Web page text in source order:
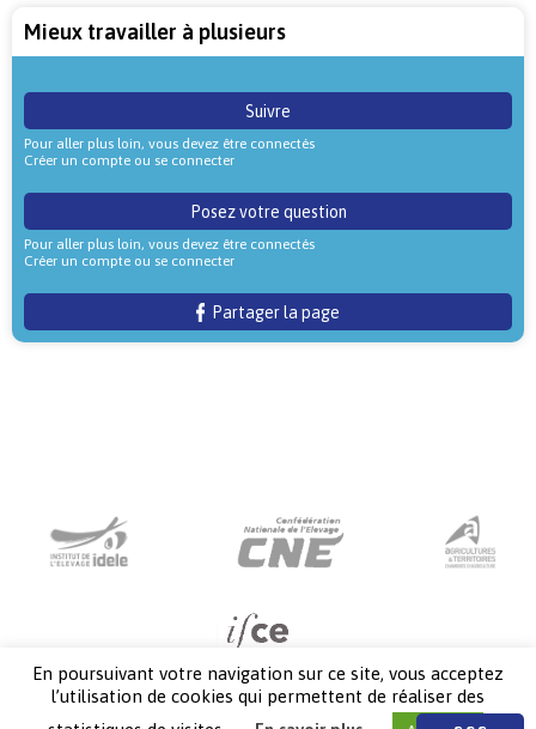
Mieux travailler à plusieurs
Suivre
Pour aller plus loin, vous devez être connectés
Créer un compte ou se connecter
Posez votre question
Pour aller plus loin, vous devez être connectés
Créer un compte ou se connecter
Partager la page
En poursuivant votre navigation sur ce site, vous acceptez
l’utilisation de cookies qui permettent de réaliser des